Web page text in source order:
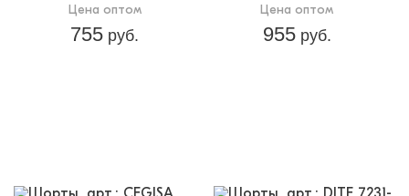
Цена оптом
755 руб.
Цена оптом
955руб.